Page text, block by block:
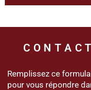
Remplissez ce
pour vous répondre